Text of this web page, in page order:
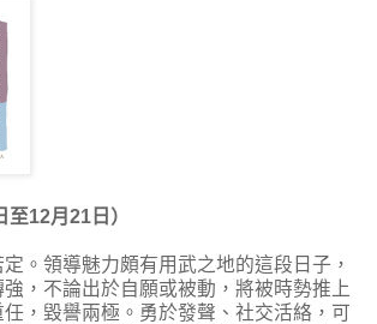
12月21日）
。領導魅力頗有用武之地的這段日子，
，不論出於自願或被動，將被時勢推上
，毀譽兩極。勇於發聲、社交活絡，可